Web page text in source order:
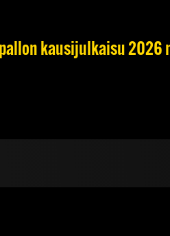
kausijulkaisu 2026